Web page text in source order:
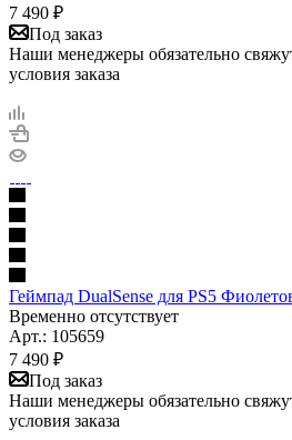
7 490 ₽
Под заказ
Наши менеджеры обязательно
условия заказа
Геймпад DualSense для PS5
Временно отсутствует
Арт.: 105659
7 490 ₽
Под заказ
Наши менеджеры обязательно
условия заказа